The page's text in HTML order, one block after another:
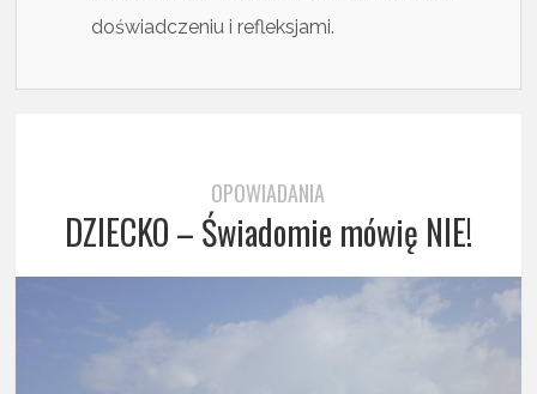
doświadczeniu i refleksjami.
OPOWIADANIA
DZIECKO – Świadomie mówię NIE!